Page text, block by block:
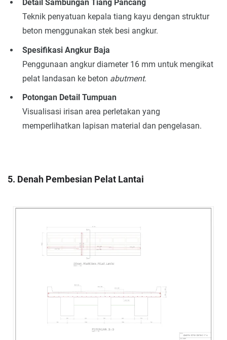
Detail Sambungan Tiang Pancang
Teknik penyatuan kepala tiang kayu dengan struktur
beton menggunakan stek besi angkur.
Spesifikasi Angkur Baja
Penggunaan angkur diameter 16 mm untuk mengikat
pelat landasan ke beton abutment.
Potongan Detail Tumpuan
Visualisasi irisan area perletakan yang
memperlihatkan lapisan material dan pengelasan.
5. Denah Pembesian Pelat Lantai